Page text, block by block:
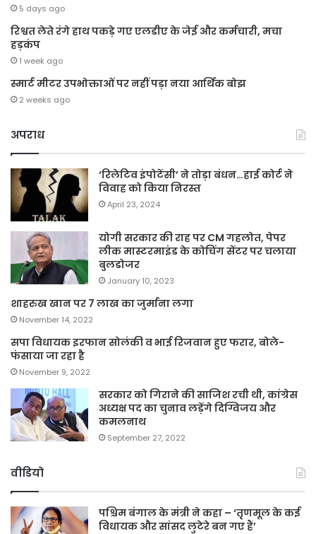
5 days ago
रिश्वत लेते रंगे हाथ पकड़े गए एलडीए के जेई और कर्मचारी, मचा
हड़कंप
1 week ago
स्मार्ट मीटर उपभोक्ताओं पर नहीं पड़ा नया आर्थिक बोझ
2 weeks ago
अपराध
‘रिलेटिव इंपोटेंसी’ ने तोड़ा बंधन…हाई कोर्ट ने
विवाह को किया निरस्त
April 23, 2024
योगी सरकार की राह पर CM गहलोत, पेपर
लीक मास्टरमाइंड के कोचिंग सेंटर पर चलाया
बुलडोजर
January 10, 2023
शाहरुख खान पर 7 लाख का जुर्माना लगा
November 14, 2022
सपा विधायक इरफान सोलंकी व भाई रिजवान हुए फरार, बोले-
फंसाया जा रहा है
November 9, 2022
सरकार को गिराने की साजिश रची थी, कांग्रेस
अध्यक्ष पद का चुनाव लड़ेंगे दिग्विजय और
कमलनाथ
September 27, 2022
वीडियो
पश्चिम बंगाल के मंत्री ने कहा – ‘तृणमूल के कई
विधायक और सांसद लुटेरे बन गए हैं’